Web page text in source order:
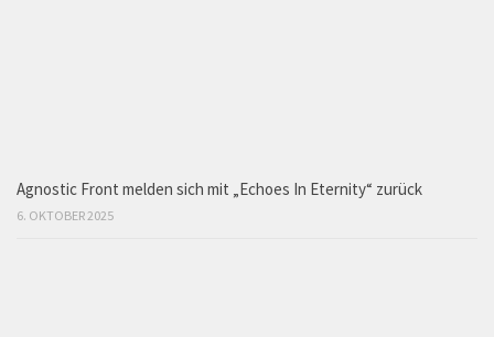
Agnostic Front melden sich mit „Echoes In Eternity“ zurück
6. OKTOBER 2025